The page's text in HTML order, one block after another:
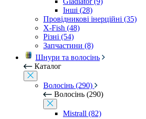
Інші (28)
Провідникові інерційні (35)
X-Fish (48)
Різні (54)
Запчастини (8)
Шнури та волосінь
Каталог
Волосінь (290)
Волосінь (290)
Mistrall (82)